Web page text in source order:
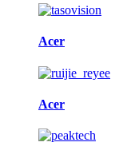
Acer
Acer